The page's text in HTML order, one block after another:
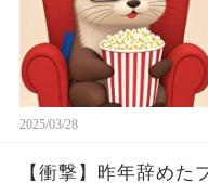
2025/03/28
【衝撃】昨年辞めた